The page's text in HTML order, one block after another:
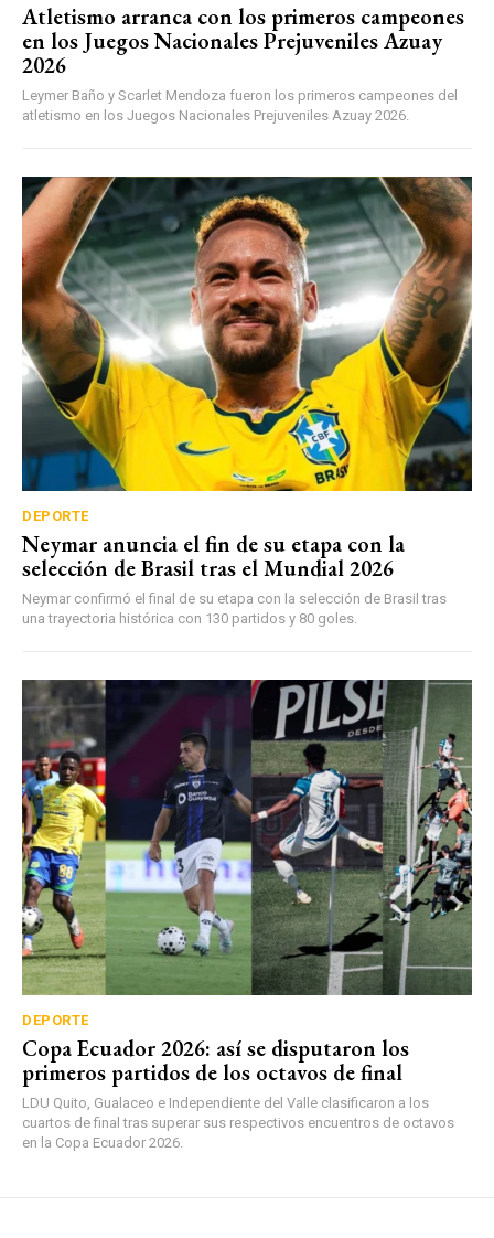
Atletismo arranca con los primeros campeones
en los Juegos Nacionales Prejuveniles Azuay
2026
Leymer Baño y Scarlet Mendoza fueron los primeros campeones del
atletismo en los Juegos Nacionales Prejuveniles Azuay 2026.
DEPORTE
Neymar anuncia el fin de su etapa con la
selección de Brasil tras el Mundial 2026
Neymar confirmó el final de su etapa con la selección de Brasil tras
una trayectoria histórica con 130 partidos y 80 goles.
DEPORTE
Copa Ecuador 2026: así se disputaron los
primeros partidos de los octavos de final
LDU Quito, Gualaceo e Independiente del Valle clasificaron a los
cuartos de final tras superar sus respectivos encuentros de octavos
en la Copa Ecuador 2026.